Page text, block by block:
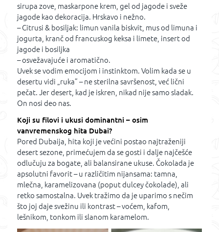
sirupa zove, maskarpone krem, gel od jagode i sveže
jagode kao dekoracija. Hrskavo i nežno.
– Citrusi & bosiljak: limun vanila biskvit, mus od limuna i
jogurta, kranč od francuskog keksa i limete, insert od
jagode i bosiljka
– osvežavajuće i aromatično.
Uvek se vodim emocijom i instinktom. Volim kada se u
desertu vidi „ruka” – ne sterilna savršenost, već lični
pečat. Jer desert, kad je iskren, nikad nije samo sladak.
On nosi deo nas.
Koji su filovi i ukusi dominantni – osim
vanvremenskog hita Dubai?
Pored Dubaija, hita koji je većini postao najtraženiji
desert sezone, primećujem da se gosti i dalje najčešće
odlučuju za bogate, ali balansirane ukuse. Čokolada je
apsolutni favorit – u različitim nijansama: tamna,
mlečna, karamelizovana (poput dulcey čokolade), ali
retko samostalna. Uvek tražimo da je uparimo s nečim
što joj daje svežinu ili kontrast – voćem, kafom,
lešnikom, tonkom ili slanom karamelom.